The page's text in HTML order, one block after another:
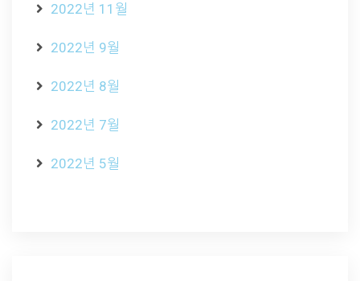
2022년 11월
2022년 9월
2022년 8월
2022년 7월
2022년 5월